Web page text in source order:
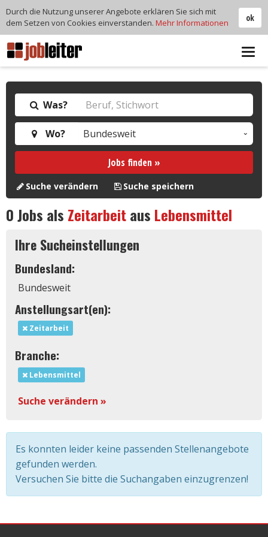
Was?
Wo?
Jobs finden »
Suche verändern Suche speichern
0Jobs als Zeitarbeitaus Lebensmittel
Ihre Sucheinstellungen
Bundesland:
Bundesweit
Anstellungsart(en):
Zeitarbeit
Branche:
Lebensmittel
Suche verändern »
Es konnten leider keine passenden Stellenangebote
gefunden werden.
Versuchen Sie bitte die Suchangaben einzugrenzen!
ok
Durch die Nutzung unserer Angebote erklären Sie sich mit
dem Setzen von Cookies einverstanden. Mehr Informationen